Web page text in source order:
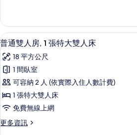
有
相
片
雙
人
房
的
詳
情
顯
示
普
通
雙
人
房,
1
普通雙
8
普通雙人房, 1 張特大雙人床
18 平方公尺
1 間臥室
可容納 2 人 (依實際入住人數計費)
1 張特大雙人床
免費無線上網
更多資訊
更